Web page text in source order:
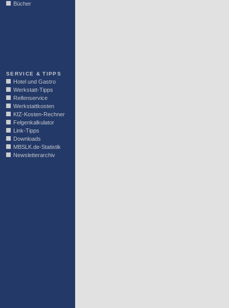
Bücher
SERVICE & TIPPS
Hotel und Gastro
Werkstatt-Tipps
Reifenservice
Werkstattkosten
KfZ-Kosten-Rechner
Felgenkalkulator
Link-Tipps
Downloads
MBSLK.de-Statistik
Newsletterarchiv